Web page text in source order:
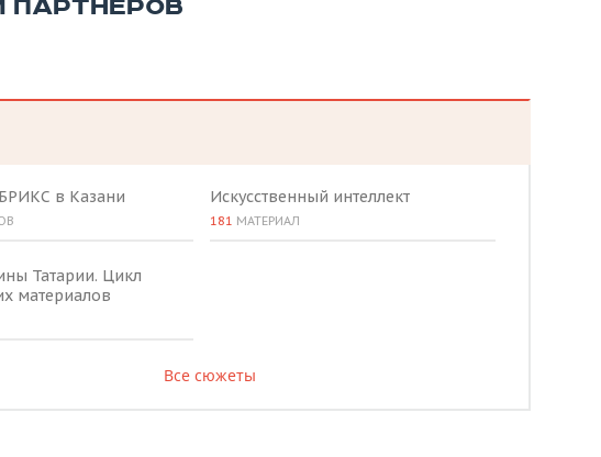
ПАРТНЕРОВ
в Казани
Татарии. Цикл
материалов
Искусственный интеллект
181 МАТЕРИАЛ
Все сюжеты